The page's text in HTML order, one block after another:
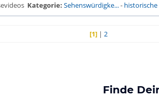
Kategorie: Sehenswürdigke...- historische
[1] |2
Finde